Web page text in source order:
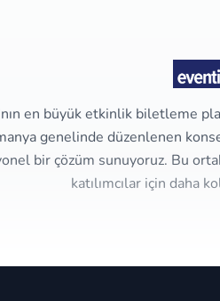
en büyük etkinlik biletleme
genelinde düzenlenen
bir çözüm sunuyoruz. Bu
katılımcılar için daha